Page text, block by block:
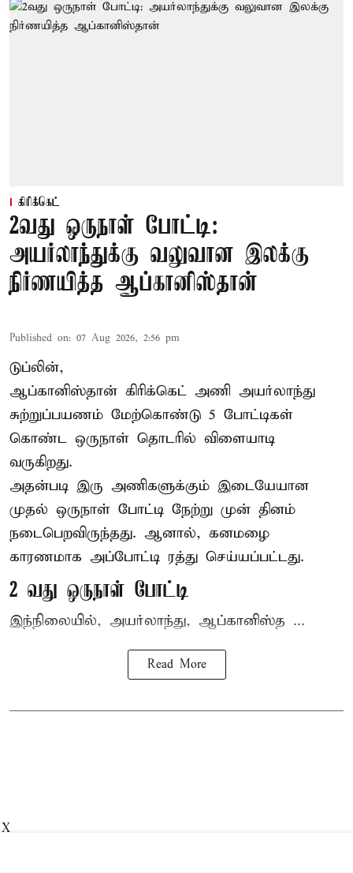
கிரிக்கெட்
2வது ஒருநாள் போட்டி:
அயர்லாந்துக்கு வலுவான இலக்கு
நிர்ணயித்த ஆப்கானிஸ்தான்
Published on: 07 Aug 2026, 2:56 pm
டுப்லின்,
ஆப்கானிஸ்தான் கிரிக்கெட் அணி அயர்லாந்து
சுற்றுப்பயணம் மேற்கொண்டு 5 போட்டிகள்
கொண்ட ஒருநாள் தொடரில் விளையாடி
வருகிறது.
அதன்படி இரு அணிகளுக்கும் இடையேயான
முதல் ஒருநாள் போட்டி நேற்று முன் தினம்
நடைபெறவிருந்தது. ஆனால், கனமழை
காரணமாக அப்போட்டி ரத்து செய்யப்பட்டது.
2 வது ஒருநாள் போட்டி
இந்நிலையில், அயர்லாந்து, ஆப்கானிஸ்த ...
Read More
X